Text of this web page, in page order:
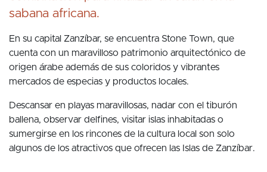
sabana africana.
En su capital Zanzíbar, se encuentra Stone Town, que
cuenta con un maravilloso patrimonio arquitectónico de
origen árabe además de sus coloridos y vibrantes
mercados de especias y productos locales.
Descansar en playas maravillosas, nadar con el tiburón
ballena, observar delfines, visitar islas inhabitadas o
sumergirse en los rincones de la cultura local son solo
algunos de los atractivos que ofrecen las Islas de Zanzíbar.